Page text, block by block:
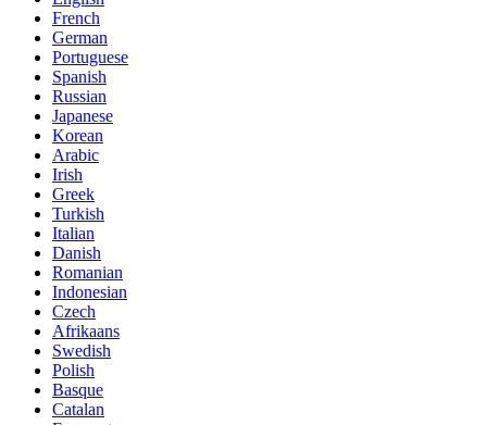
French
German
Portuguese
Spanish
Russian
Japanese
Korean
Arabic
Irish
Greek
Turkish
Italian
Danish
Romanian
Indonesian
Czech
Afrikaans
Swedish
Polish
Basque
Catalan